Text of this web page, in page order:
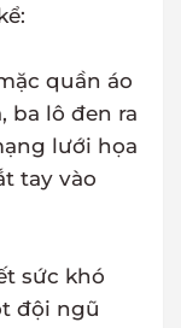
quần áo
ba lô đen ra
lưới họa
tay vào
sức khó
đội ngũ